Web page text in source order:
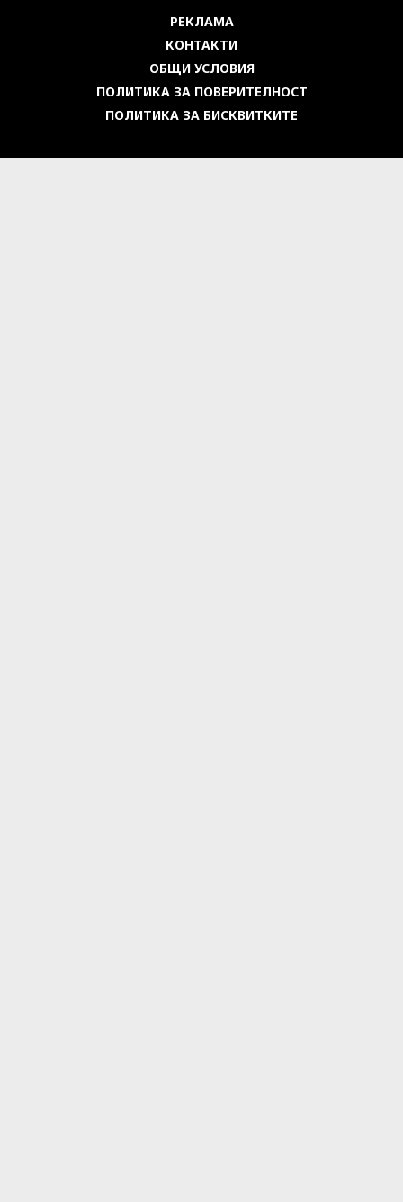
РЕКЛАМА
КОНТАКТИ
ОБЩИ УСЛОВИЯ
ПОЛИТИКА ЗА ПОВЕРИТЕЛНОСТ
ПОЛИТИКА ЗА БИСКВИТКИТЕ